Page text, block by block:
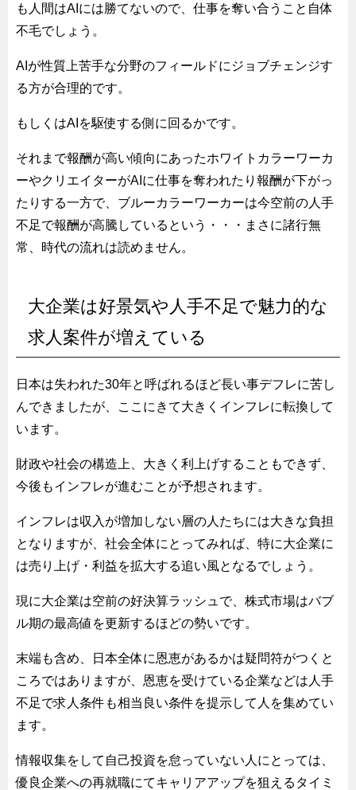
も人間はAIには勝てないので、仕事を奪い合うこと自体
不毛でしょう。
AIが性質上苦手な分野のフィールドにジョブチェンジす
る方が合理的です。
もしくはAIを駆使する側に回るかです。
それまで報酬が高い傾向にあったホワイトカラーワーカ
ーやクリエイターがAIに仕事を奪われたり報酬が下がっ
たりする一方で、ブルーカラーワーカーは今空前の人手
不足で報酬が高騰しているという・・・まさに諸行無
常、時代の流れは読めません。
大企業は好景気や人手不足で魅力的な
求人案件が増えている
日本は失われた30年と呼ばれるほど長い事デフレに苦し
んできましたが、ここにきて大きくインフレに転換して
います。
財政や社会の構造上、大きく利上げすることもできず、
今後もインフレが進むことが予想されます。
インフレは収入が増加しない層の人たちには大きな負担
となりますが、社会全体にとってみれば、特に大企業に
は売り上げ・利益を拡大する追い風となるでしょう。
現に大企業は空前の好決算ラッシュで、株式市場はバブ
ル期の最高値を更新するほどの勢いです。
末端も含め、日本全体に恩恵があるかは疑問符がつくと
ころではありますが、恩恵を受けている企業などは人手
不足で求人条件も相当良い条件を提示して人を集めてい
ます。
情報収集をして自己投資を怠っていない人にとっては、
優良企業への再就職にてキャリアアップを狙えるタイミ